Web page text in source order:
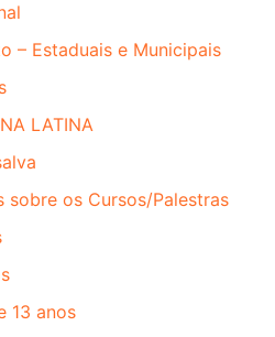
– Estaduais e Municipais
LATINA
sobre os Cursos/Palestras
13 anos